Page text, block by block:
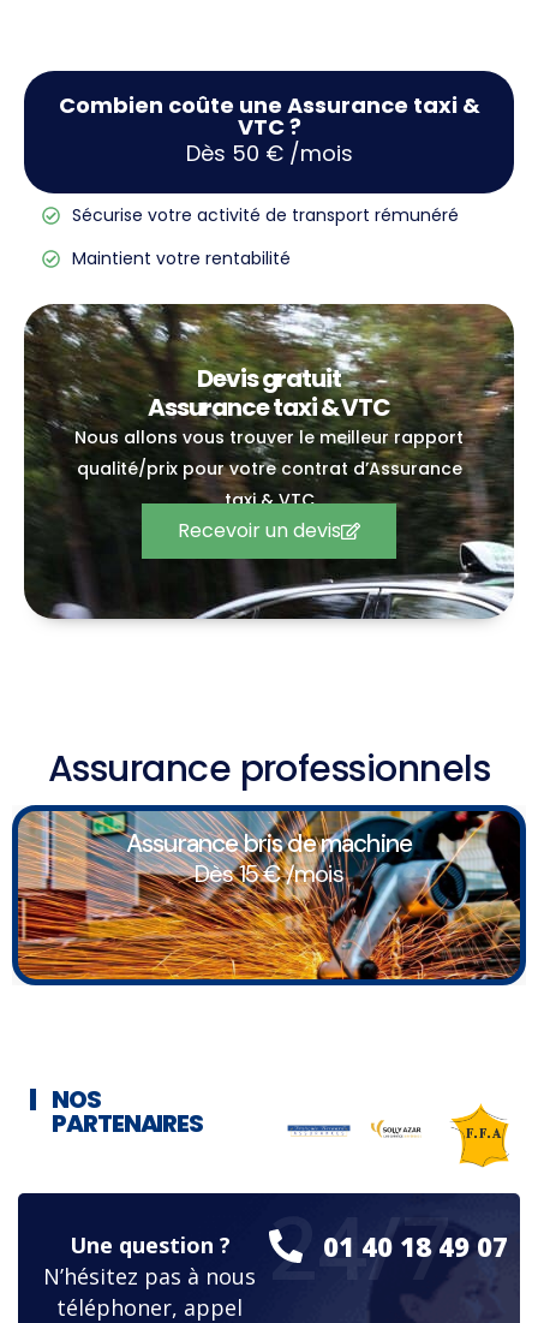
Combien coûte une Assurance taxi &
VTC ?
Dès 50 € /mois
Sécurise votre activité de transport rémunéré
Maintient votre rentabilité
Devis gratuit
Assurance taxi & VTC
Nous allons vous trouver le meilleur rapport
qualité/prix pour votre contrat d’Assurance
taxi & VTC
Recevoir un devis
Assurance professionnels
Assurance bris de machine
Dès 15 € /mois
NOS
PARTENAIRES
Une question ?
N’hésitez pas à nous
téléphoner, appel
01 40 18 49 07
24/7